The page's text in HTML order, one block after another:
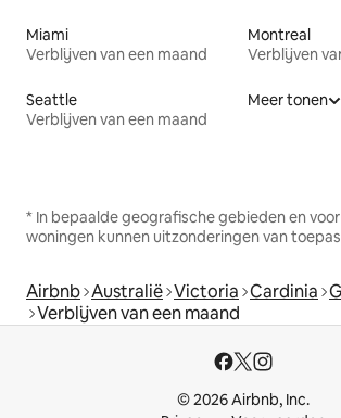
Miami
Verblijven van een maand
Montreal
Verblijven
Seattle
Verblijven van een maand
Meer tonen
* In bepaalde geografische gebieden en
woningen kunnen uitzonderingen van
Airbnb Australië Victoria Cardinia
Verblijven van een maand
© 2026 Airbnb, Inc.